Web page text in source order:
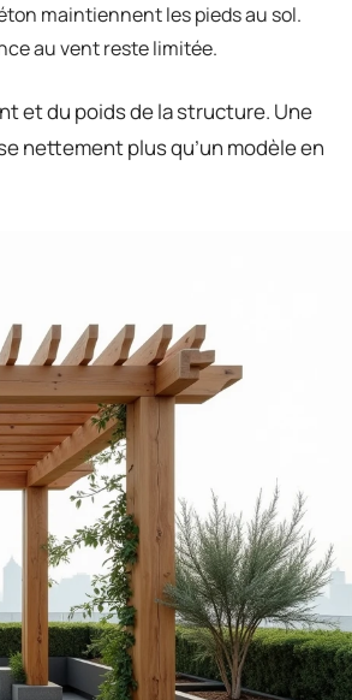
maintiennent les pieds au sol.
au vent reste limitée.
et du poids de la structure. Une
nettement plus qu’un modèle en